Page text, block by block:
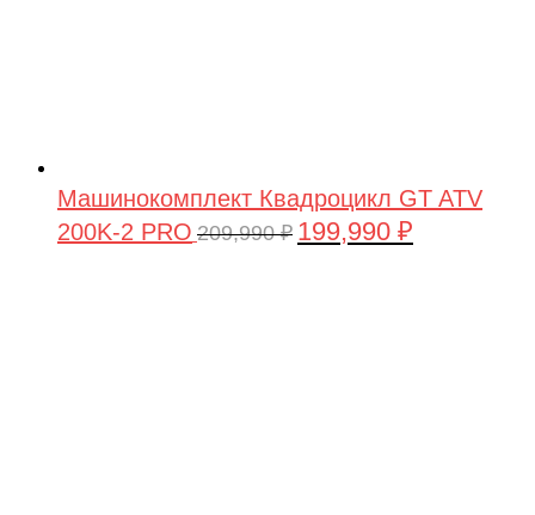
Машинокомплект Квадроцикл GT ATV
200K-2 PRO 209,990₽ Первоначальная
199,990 ₽